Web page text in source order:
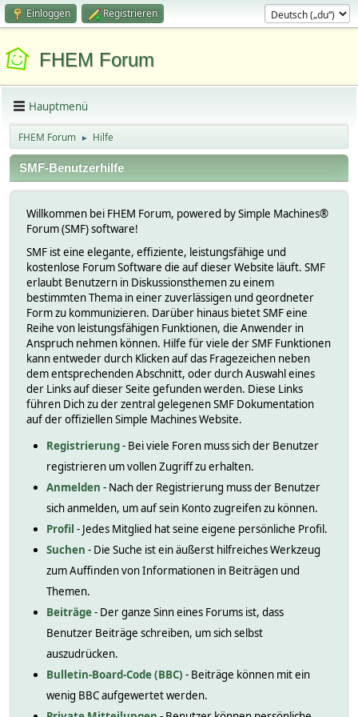
Einloggen Registrieren
FHEM Forum
Hauptmenü
FHEM Forum ► Hilfe
SMF-Benutzerhilfe
Willkommen bei FHEM Forum, powered by Simple Machines®
Forum (SMF) software!
SMF ist eine elegante, effiziente, leistungsfähige und
kostenlose Forum Software die auf dieser Website läuft. SMF
erlaubt Benutzern in Diskussionsthemen zu einem
bestimmten Thema in einer zuverlässigen und geordneter
Form zu kommunizieren. Darüber hinaus bietet SMF eine
Reihe von leistungsfähigen Funktionen, die Anwender in
Anspruch nehmen können. Hilfe für viele der SMF Funktionen
kann entweder durch Klicken auf das Fragezeichen neben
dem entsprechenden Abschnitt, oder durch Auswahl eines
der Links auf dieser Seite gefunden werden. Diese Links
führen Dich zu der zentral gelegenen SMF Dokumentation
auf der offiziellen Simple Machines Website.
Registrierung- Bei viele Foren muss sich der Benutzer
registrieren um vollen Zugriff zu erhalten.
Anmelden - Nach der Registrierung muss der Benutzer
sich anmelden, um auf sein Konto zugreifen zu können.
Profil - Jedes Mitglied hat seine eigene persönliche Profil.
Suchen - Die Suche ist ein äußerst hilfreiches Werkzeug
zum Auffinden von Informationen in Beiträgen und
Themen.
Beiträge- Der ganze Sinn eines Forums ist, dass
Benutzer Beiträge schreiben, um sich selbst
auszudrücken.
Bulletin-Board-Code (BBC) - Beiträge können mit ein
wenig BBC aufgewertet werden.